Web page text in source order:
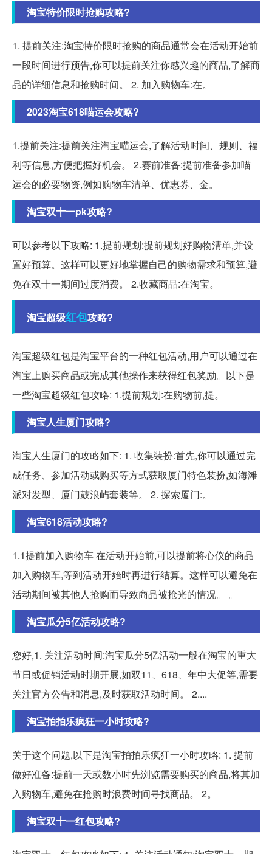
淘宝特价限时抢购攻略?
1. 提前关注:淘宝特价限时抢购的商品通常会在活动开始前
一段时间进行预告,你可以提前关注你感兴趣的商品,了解商
品的详细信息和抢购时间。 2. 加入购物车:在。
2023淘宝618喵运会攻略?
1.提前关注:提前关注淘宝喵运会,了解活动时间、规则、福
利等信息,方便把握好机会。 2.赛前准备:提前准备参加喵
运会的必要物资,例如购物车清单、优惠券、金。
淘宝双十一pk攻略?
可以参考以下攻略: 1.提前规划:提前规划好购物清单,并设
置好预算。这样可以更好地掌握自己的购物需求和预算,避
免在双十一期间过度消费。 2.收藏商品:在淘宝。
淘宝超级红包攻略?
淘宝超级红包是淘宝平台的一种红包活动,用户可以通过在
淘宝上购买商品或完成其他操作来获得红包奖励。以下是
一些淘宝超级红包攻略: 1.提前规划:在购物前,提。
淘宝人生厦门攻略?
淘宝人生厦门的攻略如下: 1. 收集装扮:首先,你可以通过完
成任务、参加活动或购买等方式获取厦门特色装扮,如海滩
派对发型、厦门鼓浪屿套装等。 2. 探索厦门:。
淘宝618活动攻略?
1.1提前加入购物车 在活动开始前,可以提前将心仪的商品
加入购物车,等到活动开始时再进行结算。这样可以避免在
活动期间被其他人抢购而导致商品被抢光的情况。 。
淘宝瓜分5亿活动攻略?
您好,1. 关注活动时间:淘宝瓜分5亿活动一般在淘宝的重大
节日或促销活动时期开展,如双11、618、年中大促等,需要
关注官方公告和消息,及时获取活动时间。 2....
淘宝拍拍乐疯狂一小时攻略?
关于这个问题,以下是淘宝拍拍乐疯狂一小时攻略: 1. 提前
做好准备:提前一天或数小时先浏览需要购买的商品,将其加
入购物车,避免在抢购时浪费时间寻找商品。 2。
淘宝双十一红包攻略?